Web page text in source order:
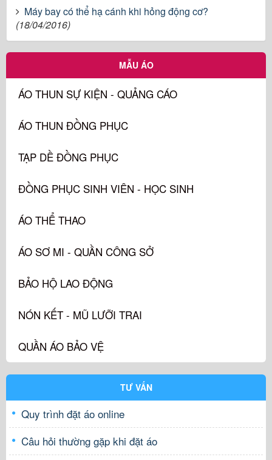
Máy bay có thể hạ cánh khi hỏng động cơ?
(18/04/2016)
MẪU ÁO
ÁO THUN SỰ KIỆN - QUẢNG CÁO
ÁO THUN ĐỒNG PHỤC
TẠP DỀ ĐỒNG PHỤC
ĐỒNG PHỤC SINH VIÊN - HỌC SINH
ÁO THỂ THAO
ÁO SƠ MI - QUẦN CÔNG SỞ
BẢO HỘ LAO ĐỘNG
NÓN KẾT - MŨ LƯỠI TRAI
QUẦN ÁO BẢO VỆ
TƯ VẤN
Quy trình đặt áo online
Câu hỏi thường gặp khi đặt áo